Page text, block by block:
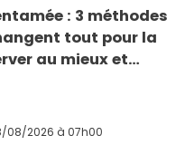
: 3 méthodes
tout pour la
au mieux et
08/2026 à 07h00